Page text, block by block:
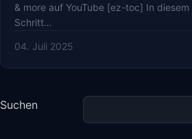
& more auf YouTube [ez-toc] In diesem Beitrag zeige ich dir
Schritt…
04. Juli 2025
Suchen